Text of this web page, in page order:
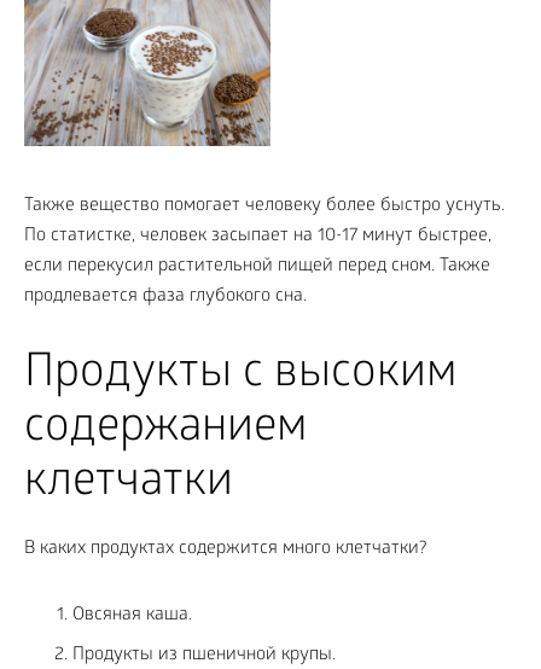
Также вещество помогает человеку более быстро уснуть.
По статистке, человек засыпает на 10-17 минут быстрее,
если перекусил растительной пищей перед сном. Также
продлевается фаза глубокого сна.
Продукты с высоким
содержанием
клетчатки
В каких продуктах содержится много клетчатки?
Овсяная каша.
Продукты из пшеничной крупы.